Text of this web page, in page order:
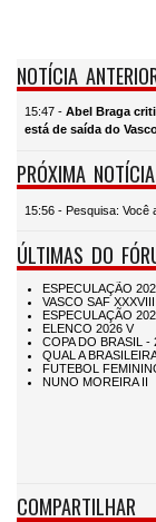
NOTÍCIA
15:47 - Abel Braga
está de saída do
PRÓXIMA NOTÍCIA
15:56 - Pesquisa: Você
ÚLTIMAS DO
COMPARTILHAR